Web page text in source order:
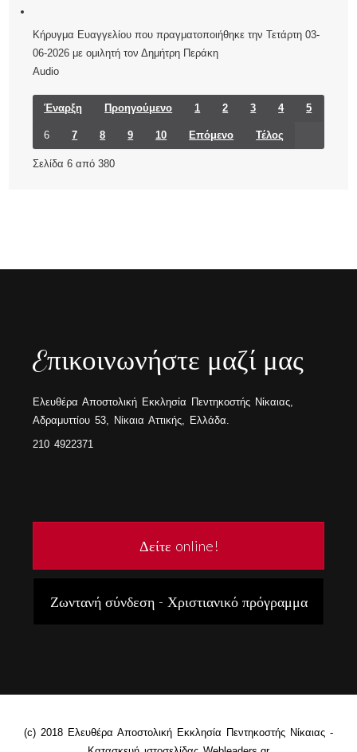
Κήρυγμα Ευαγγελίου που πραγματοποιήθηκε την Τετάρτη 03-
06-2026 με ομιλητή τον Δημήτρη Περάκη
Audio
Έναρξη Προηγούμενο 1 2 3 4 5
6 7 8 9 10 Επόμενο Τέλος
Σελίδα 6 από 380
Eπικοινωνήστε μαζί μας
Ελευθέρα Αποστολική Εκκλησία Πεντηκοστής Νίκαιας,
Αδραμυττίου 53, Νίκαια Αττικής, Ελλάδα.
210 4922371
Δείτε online!
Ζωντανή σύνδεση - Χριστιανικό πρόγραμμα
(c) 2018 Ελευθέρα Αποστολική Εκκλησία Πεντηκοστής Νίκαιας -